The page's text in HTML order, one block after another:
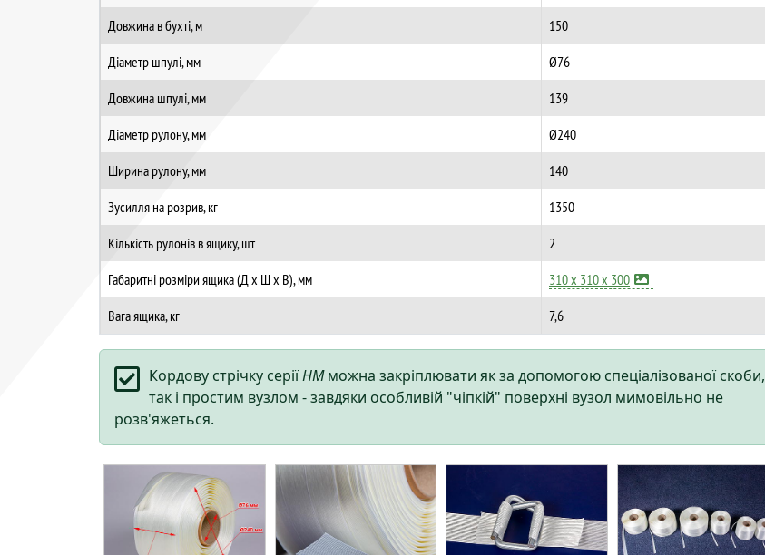
Довжина в бухті, м
150
Діаметр шпулі, мм
Ø76
Довжина шпулі, мм
139
Діаметр рулону, мм
Ø240
Ширина рулону, мм
140
Зусилля на розрив, кг
1350
Кількість рулонів в ящику, шт
2
Габаритні розміри ящика (Д х Ш х В), мм
310 x 310 x 300
Вага ящика, кг
7,6
Кордову стрічку серіїHMможна закріплювати як за допомогою спеціалізованої скоби,
так і простим вузлом - завдяки особливій "чіпкій" поверхні вузол мимовільно не
розв'яжеться.